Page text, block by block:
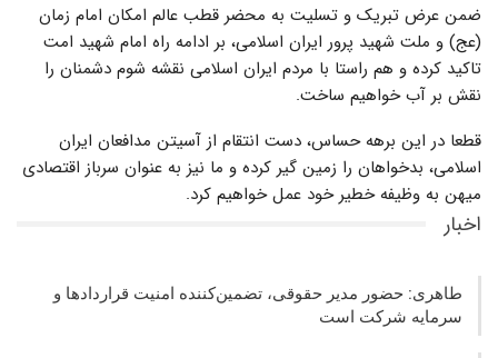
ضمن عرض تبریک و تسلیت به محضر قطب عالم امکان امام زمان
(عج) و ملت شهید پرور ایران اسلامی، بر ادامه راه امام شهید امت
تاکید کرده و هم راستا با مردم ایران اسلامی نقشه شوم دشمنان را
نقش بر آب خواهیم ساخت.
قطعا در این برهه حساس، دست انتقام از آسیتن مدافعان ایران
اسلامی، بدخواهان را زمین گیر کرده و ما نیز به عنوان سرباز اقتصادی
میهن به وظیفه خطیر خود عمل خواهیم کرد.
اخبار
طاهری: حضور مدیر حقوقی، تضمین‌کننده امنیت قراردادها و
سرمایه شرکت‌ است